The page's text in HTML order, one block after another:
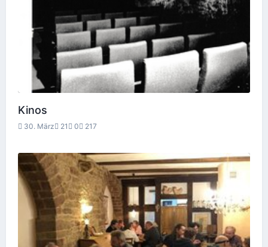
Kinos
30. März 21 0 217